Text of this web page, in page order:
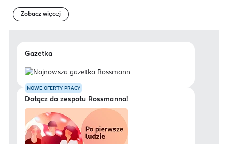
Zobacz więcej
Gazetka
NOWE OFERTY PRACY
Dołącz do zespołu Rossmanna!